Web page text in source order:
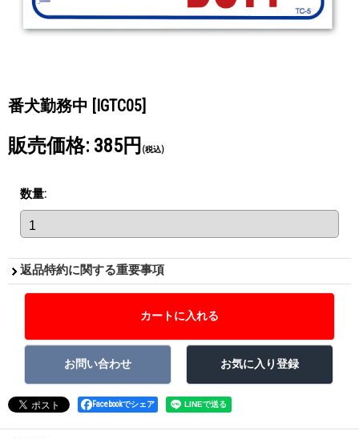
番犬勤務中 [IGTC05]
販売価格: 385円 (税込)
数量:
返品特約に関する重要事項
Facebookでシェア